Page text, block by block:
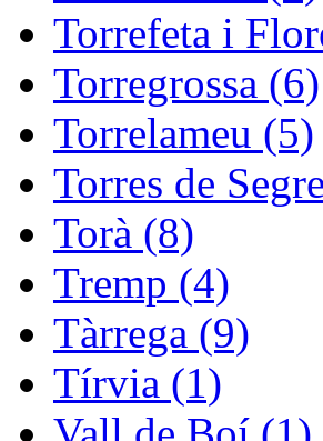
Torrefeta i
Torregrossa (6)
Torrelameu (5)
Torres de
Torà (8)
Tremp (4)
Tàrrega (9)
Tírvia (1)